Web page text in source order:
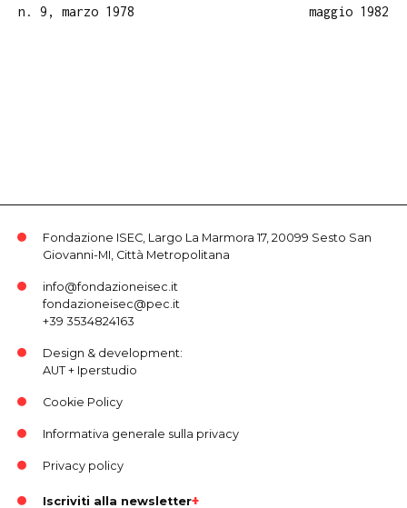
n. 9, marzo 1978 maggio 1982
Fondazione ISEC, Largo La Marmora 17, 20099 Sesto San
Giovanni-MI, Città Metropolitana
info@fondazioneisec.it
fondazioneisec@pec.it
+39 3534824163
Design & development:
AUT+ Iperstudio
Cookie Policy
Informativa generale sulla privacy
Privacy policy
Iscriviti alla newsletter